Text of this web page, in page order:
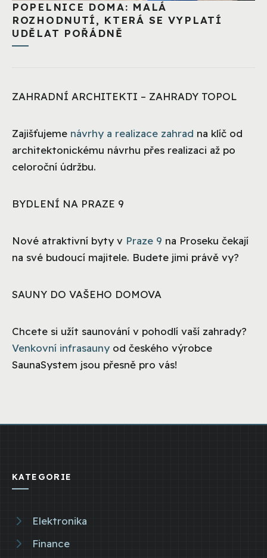
POPELNICE DOMA: MALÁ
ROZHODNUTÍ, KTERÁ SE VYPLATÍ
UDĚLAT POŘÁDNĚ
ZAHRADNÍ ARCHITEKTI – ZAHRADY TOPOL
Zajišťujeme návrhy a realizace zahrad na klíč od
architektonickému návrhu přes realizaci až po
celoroční údržbu.
BYDLENÍ NA PRAZE 9
Nové atraktivní byty v Praze 9 na Proseku čekají
na své budoucí majitele. Budete jimi právě vy?
SAUNY DO VAŠEHO DOMOVA
Chcete si užít saunování v pohodlí vaší zahrady?
Venkovní infrasauny od českého výrobce
SaunaSystem jsou přesně pro vás!
KATEGORIE
Elektronika
Finance